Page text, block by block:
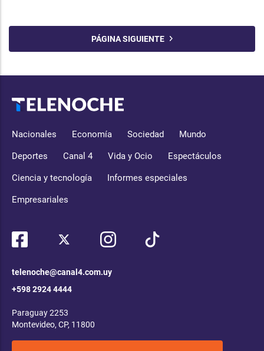
PÁGINA SIGUIENTE
Nacionales Economía Sociedad Mundo
Deportes Canal 4 Vida y Ocio Espectáculos
Ciencia y tecnología Informes especiales
Empresariales
telenoche@canal4.com.uy
+598 2924 4444
Paraguay 2253
Montevideo, CP, 11800